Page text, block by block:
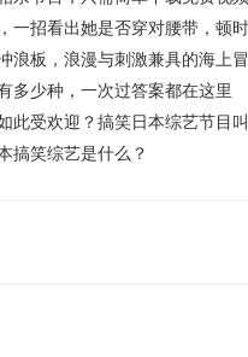
一招看出她是否穿对腰带，顿
浪板，浪漫与刺激兼具的海上冒
多少种，一次过答案都在这里
此受欢迎？搞笑日本综艺节目
搞笑综艺是什么？